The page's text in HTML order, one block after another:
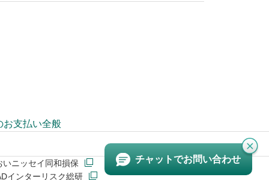
お支払い全般
いニッセイ同和損保
インターリスク総研
チャットでお問い合わせ